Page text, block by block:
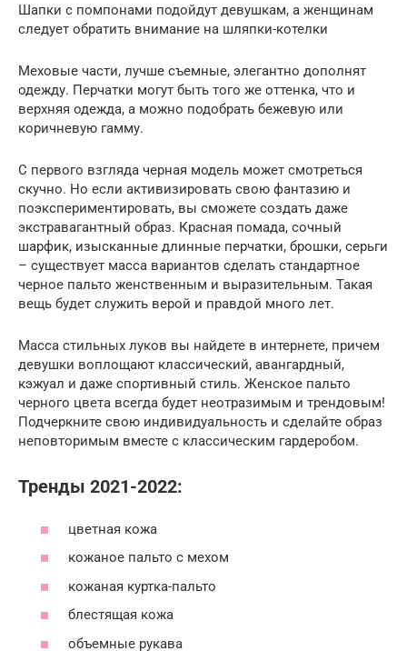
Шапки с помпонами подойдут девушкам, а женщинам
следует обратить внимание на шляпки-котелки
Меховые части, лучше съемные, элегантно дополнят
одежду. Перчатки могут быть того же оттенка, что и
верхняя одежда, а можно подобрать бежевую или
коричневую гамму.
С первого взгляда черная модель может смотреться
скучно. Но если активизировать свою фантазию и
поэкспериментировать, вы сможете создать даже
экстравагантный образ. Красная помада, сочный
шарфик, изысканные длинные перчатки, брошки, серьги
– существует масса вариантов сделать стандартное
черное пальто женственным и выразительным. Такая
вещь будет служить верой и правдой много лет.
Масса стильных луков вы найдете в интернете, причем
девушки воплощают классический, авангардный,
кэжуал и даже спортивный стиль. Женское пальто
черного цвета всегда будет неотразимым и трендовым!
Подчеркните свою индивидуальность и сделайте образ
неповторимым вместе с классическим гардеробом.
Тренды 2021-2022:
цветная кожа
кожаное пальто с мехом
кожаная куртка-пальто
блестящая кожа
объемные рукава